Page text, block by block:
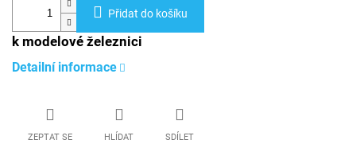
Přidat do košíku
k modelové železnici
Detailní informace
ZEPTAT SE HLÍDAT SDÍLET